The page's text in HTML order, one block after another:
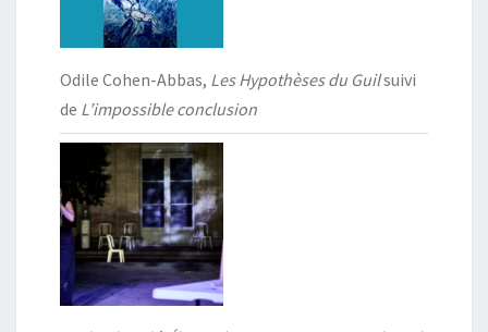
Odile Cohen-Abbas, Les Hypothèses du Guilsuivi
de L’impossible conclusion